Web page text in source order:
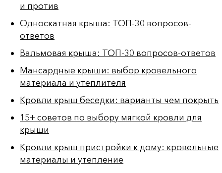
и против
Односкатная крыша: ТОП-30 вопросов-
ответов
Вальмовая крыша: ТОП-30 вопросов-ответов
Мансардные крыши: выбор кровельного
материала и утеплителя
Кровли крыш беседки: варианты чем покрыть
15+ советов по выбору мягкой кровли для
крыши
Кровли крыш пристройки к дому: кровельные
материалы и утепление